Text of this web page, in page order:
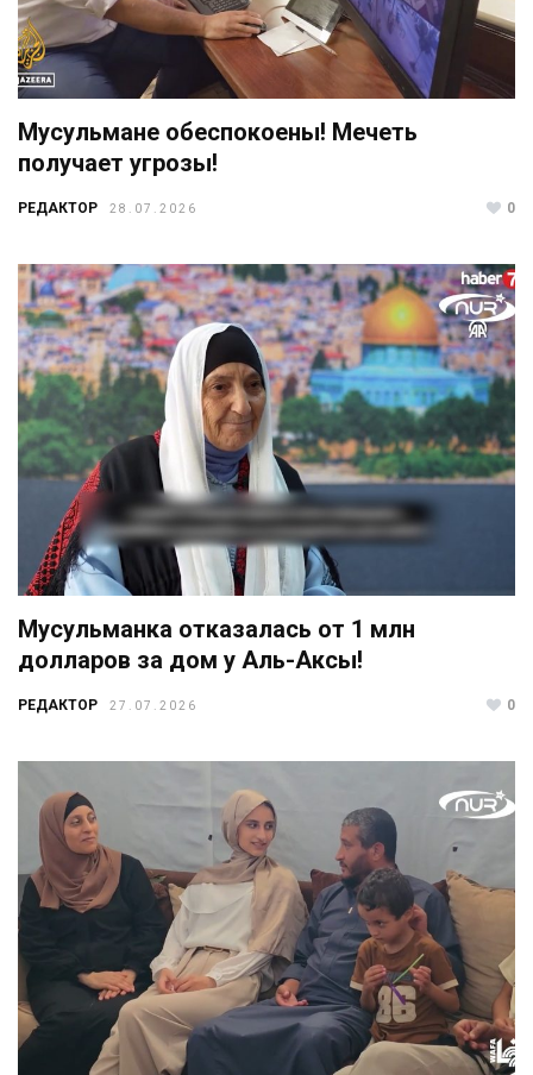
Мусульмане обеспокоены! Мечеть
получает угрозы!
РЕДАКТОР 28.07.2026 0
Мусульманка отказалась от 1 млн
долларов за дом у Аль-Аксы!
РЕДАКТОР 27.07.2026 0